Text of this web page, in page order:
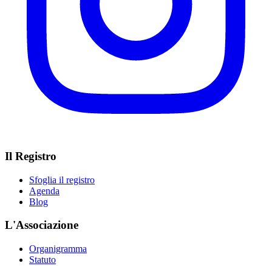
Il Registro
Sfoglia il registro
Agenda
Blog
L'Associazione
Organigramma
Statuto